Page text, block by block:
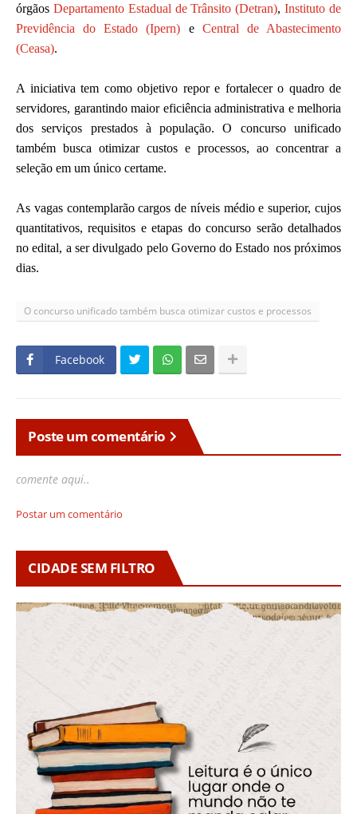
órgãos Departamento Estadual de Trânsito (Detran),Instituto de
Previdência do Estado (Ipern) e Central de Abastecimento
(Ceasa).
A iniciativa tem como objetivo repor e fortalecer o quadro de
servidores, garantindo maior eficiência administrativa e melhoria
dos serviços prestados à população. O concurso unificado
também busca otimizar custos e processos, ao concentrar a
seleção em um único certame.
As vagas contemplarão cargos de níveis médio e superior, cujos
quantitativos, requisitos e etapas do concurso serão detalhados
no edital, a ser divulgado pelo Governo do Estado nos próximos
dias.
O concurso unificado também busca otimizar custos e processos
Facebook
Poste um comentário
comente aqui..
Postar um comentário
CIDADE SEM FILTRO